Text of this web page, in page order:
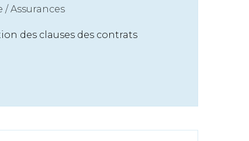
/Assurances
des clauses des contrats